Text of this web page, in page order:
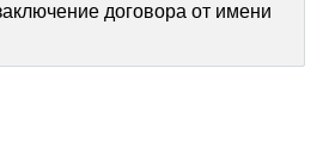
договора от имени